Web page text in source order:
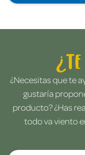
¿Necesitas que te
gustaría
producto? ¿Has
todo va viento